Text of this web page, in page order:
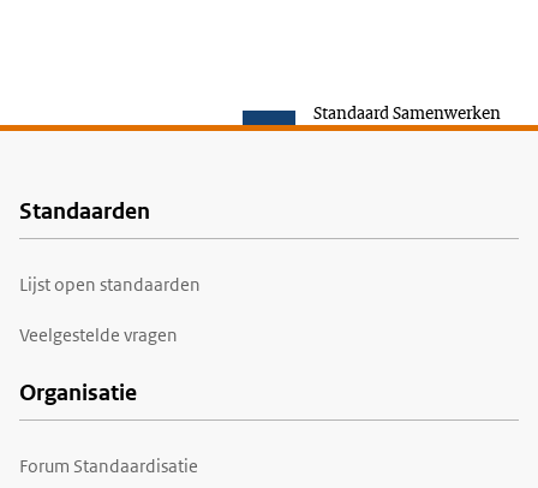
Standaard Samenwerken
Voet
Standaarden
Lijst open standaarden
Veelgestelde vragen
Organisatie
Forum Standaardisatie